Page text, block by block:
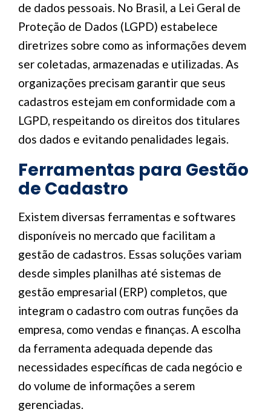
de dados pessoais. No Brasil, a Lei Geral de
Proteção de Dados (LGPD) estabelece
diretrizes sobre como as informações devem
ser coletadas, armazenadas e utilizadas. As
organizações precisam garantir que seus
cadastros estejam em conformidade com a
LGPD, respeitando os direitos dos titulares
dos dados e evitando penalidades legais.
Ferramentas para Gestão
de Cadastro
Existem diversas ferramentas e softwares
disponíveis no mercado que facilitam a
gestão de cadastros. Essas soluções variam
desde simples planilhas até sistemas de
gestão empresarial (ERP) completos, que
integram o cadastro com outras funções da
empresa, como vendas e finanças. A escolha
da ferramenta adequada depende das
necessidades específicas de cada negócio e
do volume de informações a serem
gerenciadas.